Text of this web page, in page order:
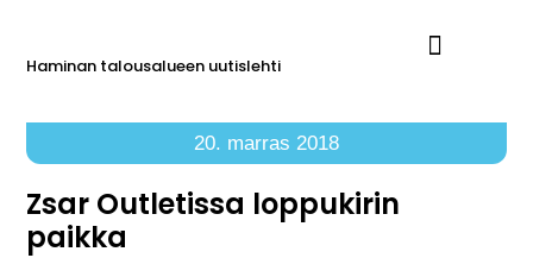
Haminan talousalueen uutislehti
20. marras 2018
Zsar Outletissa loppukirin
paikka